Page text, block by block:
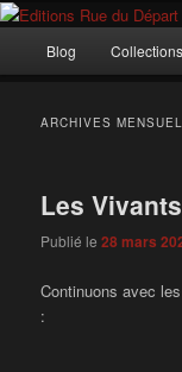
Aller
contenu
Aller
contenu
Incitation au voyage,
principal
Blog Collections
ARCHIVES
Les
Publié le28 mars
Continuons avec
: